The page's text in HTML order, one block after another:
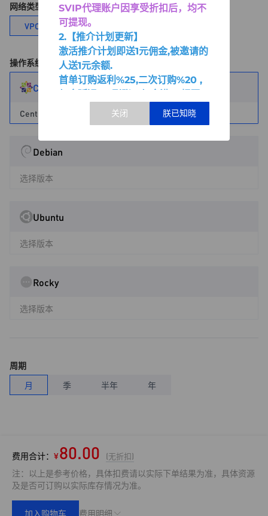
网络类型
VPC网络
经典网络
操作系统
CentOS
CentOS-7.6.1810-x64
Debian
选择版本
Ubuntu
选择版本
Rocky
选择版本
周期
月
季 半年 年
费用合计： ¥80.00 (无折扣)
注：以上是参考价格，具体扣费请以实际下单结果为准，具体资源
及是否可订购以实际库存情况为准。
费用明细
加入购物车
SVIP代理账户因享受折扣后，均不
可提现。
2.【推介计划更新】
激活推介计划即送1元佣金,被邀请的
人送1元余额.
首单订购返利%25,二次订购%20 ,